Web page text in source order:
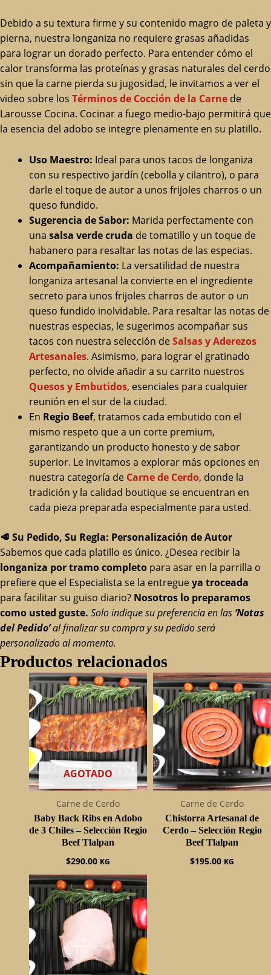
Debido a su textura firme y su contenido magro de paleta y
pierna, nuestra longaniza no requiere grasas añadidas
para lograr un dorado perfecto. Para entender cómo el
calor transforma las proteínas y grasas naturales del cerdo
sin que la carne pierda su jugosidad, le invitamos a ver el
video sobre los Términos de Cocción de la Carne de
Larousse Cocina. Cocinar a fuego medio-bajo permitirá que
la esencia del adobo se integre plenamente en su platillo.
Uso Maestro: Ideal para unos tacos de longaniza
con su respectivo jardín (cebolla y cilantro), o para
darle el toque de autor a unos frijoles charros o un
queso fundido.
Sugerencia de Sabor: Marida perfectamente con
una salsa verde cruda de tomatillo y un toque de
habanero para resaltar las notas de las especias.
Acompañamiento: La versatilidad de nuestra
longaniza artesanal la convierte en el ingrediente
secreto para unos frijoles charros de autor o un
queso fundido inolvidable. Para resaltar las notas de
nuestras especias, le sugerimos acompañar sus
tacos con nuestra selección deSalsas y Aderezos
Artesanales. Asimismo, para lograr el gratinado
perfecto, no olvide añadir a su carrito nuestros
Quesos y Embutidos, esenciales para cualquier
reunión en el sur de la ciudad.
En Regio Beef, tratamos cada embutido con el
mismo respeto que a un corte premium,
garantizando un producto honesto y de sabor
superior. Le invitamos a explorar más opciones en
nuestra categoría de Carne de Cerdo, donde la
tradición y la calidad boutique se encuentran en
cada pieza preparada especialmente para usted.
🥩 Su Pedido, Su Regla: Personalización de Autor
Sabemos que cada platillo es único. ¿Desea recibir la
longaniza por tramo completo para asar en la parrilla o
prefiere que el Especialista se la entregueya troceada
para facilitar su guiso diario? Nosotros lo preparamos
como usted guste. Solo indique su preferencia en las ‘Notas
del Pedido’al finalizar su compra y su pedido será
personalizado al momento.
Productos relacionados
AGOTADO
Carne de Cerdo
Baby Back Ribs en Adobo
de 3 Chiles – Selección Regio
Beef Tlalpan
$290.00 KG
Carne de Cerdo
Chistorra Artesanal de
Cerdo – Selección Regio
Beef Tlalpan
$195.00 KG